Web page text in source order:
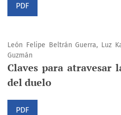
PDF
León Felipe Beltrán Guerra, Luz
Guzmán
Claves para atravesar
del duelo
PDF